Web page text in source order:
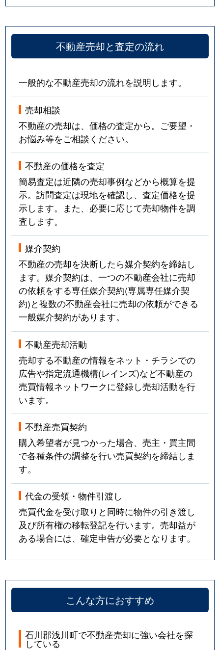
不動産売却と査定の流れ
一般的な不動産売却の流れを説明します。
売却相談
不動産の売却は、価格の査定から。ご要望・
お悩み等をご相談ください。
不動産の価格を査定
簡易査定は近隣の売却事例などから概算を提
示。訪問査定は現地を確認し、査定価格を提
示します。また、必要に応じて売却物件を調
査します。
媒介契約
不動産の売却を決断したら媒介契約を締結し
ます。媒介契約は、一つの不動産会社に売却
の依頼をする専任媒介契約(専属専任媒介契
約)と複数の不動産会社に売却の依頼ができる
一般媒介契約があります。
不動産売却活動
売却する不動産の情報をネット・チラシでの
広告や指定流通機構(レインズ)など不動産の
売買情報ネットワークに登録し売却活動を行
います。
不動産売買契約
購入希望者が見つかった場合、売主・買主間
で各種条件の調整を行い売買契約を締結しま
す。
代金の受領・物件引渡し
売買代金を受け取りと同時に物件の引き渡し
及び所有権の移転登記を行います。売却益が
ある場合には、確定申告が必要となります。
こんな方におすすめ
石川郡浅川町で不動産売却に強い会社を探
している